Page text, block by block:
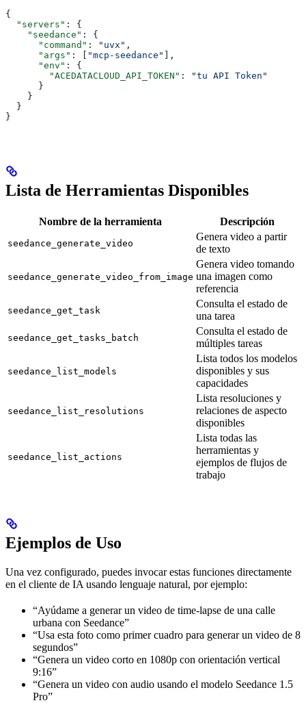
{
  "servers"
: {
    "seedance"
: {
      "command"
: "uvx" ,
      "args"
: [ "mcp-seedance"
],
      "env"
: {
        "ACEDATACLOUD_API_TOKEN"
:
"tu API Token"
      }
    }
  }
}
Lista de Herramientas Disponibles
Nombre de la herramienta Descripción
seedance_generate_video
Genera video a partir
de texto
seedance_generate_video_from_image
Genera video tomando
una imagen como
referencia
seedance_get_task
Consulta el estado de
una tarea
seedance_get_tasks_batch
Consulta el estado de
múltiples tareas
seedance_list_models
Lista todos los modelos
disponibles y sus
capacidades
seedance_list_resolutions
Lista resoluciones y
relaciones de aspecto
disponibles
seedance_list_actions
Lista todas las
herramientas y
ejemplos de flujos de
trabajo
Ejemplos de Uso
Una vez configurado, puedes invocar estas funciones directamente
en el cliente de IA usando lenguaje natural, por ejemplo:
“Ayúdame a generar un video de time-lapse de una calle
urbana con Seedance”
“Usa esta foto como primer cuadro para generar un video de 8
segundos”
“Genera un video corto en 1080p con orientación vertical
9:16”
“Genera un video con audio usando el modelo Seedance 1.5
Pro”